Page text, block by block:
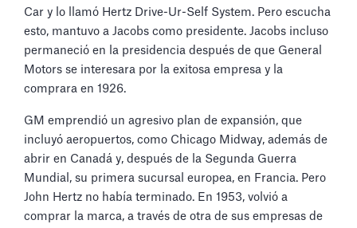
Car y lo llamó Hertz Drive-Ur-Self System. Pero escucha
esto, mantuvo a Jacobs como presidente. Jacobs incluso
permaneció en la presidencia después de que General
Motors se interesara por la exitosa empresa y la
comprara en 1926.
GM emprendió un agresivo plan de expansión, que
incluyó aeropuertos, como Chicago Midway, además de
abrir en Canadá y, después de la Segunda Guerra
Mundial, su primera sucursal europea, en Francia. Pero
John Hertz no había terminado. En 1953, volvió a
comprar la marca, a través de otra de sus empresas de